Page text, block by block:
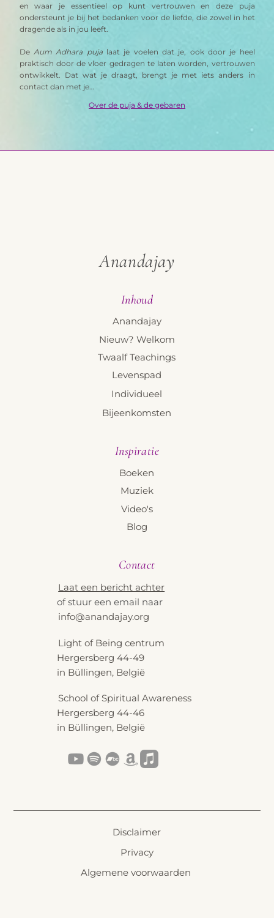
en waar je essentieel op kunt vertrouwen en deze puja
ondersteunt je bij het bedanken voor de liefde, die zowel in het
dragende als in jou leeft.
De Aum Adhara puja laat je voelen dat je, ook door je heel
praktisch door de vloer gedragen te laten worden, vertrouwen
ontwikkelt. Dat wat je draagt, brengt je met iets anders in
contact dan met je…
Over de puja & de gebaren
Disclaimer
Privacy
Algemene voorwaarden
Contact
Laat een bericht achter
of stuur een email naar
info@anandajay.org
Light of Being centrum
Hergersberg 44-49
in Büllingen, België
School of Spiritual Awareness
Hergersberg 44-46
in Büllingen, België
Inspiratie
Boeken
Muziek
Video's
Blog
Inhoud
Nieuw? Welkom
Anandajay
Twaalf Teachings
Levenspad
Individueel
Bijeenkomsten
Anandajay